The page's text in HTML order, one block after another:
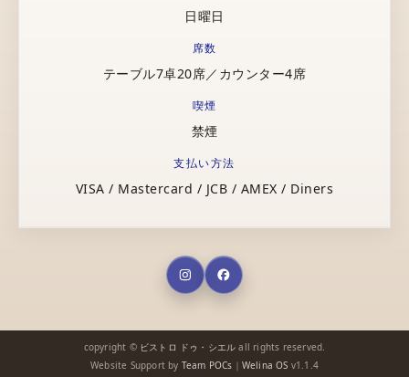
日曜日
席数
テーブル7卓20席／カウンター4席
喫煙
禁煙
支払い方法
VISA / Mastercard / JCB / AMEX / Diners
copyright © ビストロ ドゥ・シエル all rights reserved.
Website Support by Team POCs ｜ Welina OS v1.1.4